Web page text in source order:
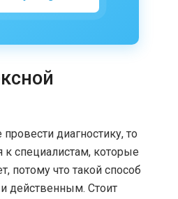
диагностику, то
к специалистам, которые
потому что такой способ
действенным. Стоит